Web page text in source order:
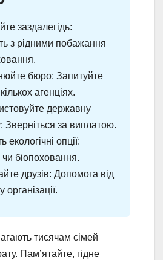
заздалегідь:
з рідними побажання
бюро: Запитуйте
агенціях.
державну
Зверніться за виплатою.
екологічні опції:
чи біопоховання.
друзів: Допомога від
організації.
тисячам сімей
Пам’ятайте, гідне